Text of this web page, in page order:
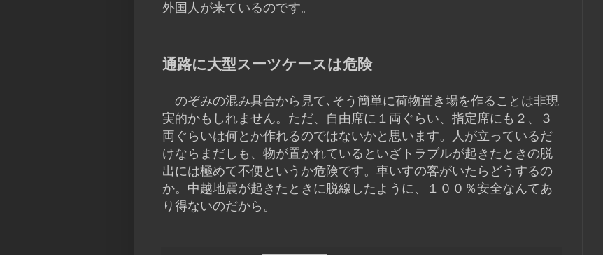
外国人が来ているのです。
通路に大型スーツケースは危険
のぞみの混み具合から見て､そう簡単に荷物置き場を作ることは非現
実的かもしれません。ただ、自由席に１両ぐらい、指定席にも２、３
両ぐらいは何とか作れるのではないかと思います。人が立っているだ
けならまだしも、物が置かれているといざトラブルが起きたときの脱
出には極めて不便というか危険です。車いすの客がいたらどうするの
か。中越地震が起きたときに脱線したように、１００％安全なんてあ
り得ないのだから。